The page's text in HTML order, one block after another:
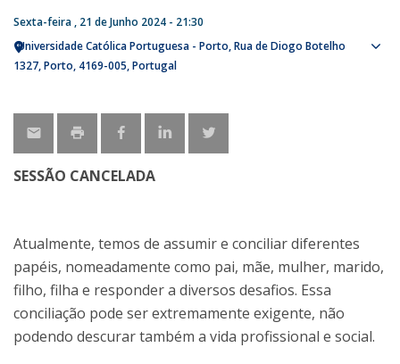
Sexta-feira , 21 de Junho 2024 - 21:30
Universidade Católica Portuguesa - Porto Rua de Diogo Botelho
1327 Porto 4169-005 Portugal
SESSÃO CANCELADA
Atualmente, temos de assumir e conciliar diferentes
papéis, nomeadamente como pai, mãe, mulher, marido,
filho, filha e responder a diversos desafios. Essa
conciliação pode ser extremamente exigente, não
podendo descurar também a vida profissional e social.